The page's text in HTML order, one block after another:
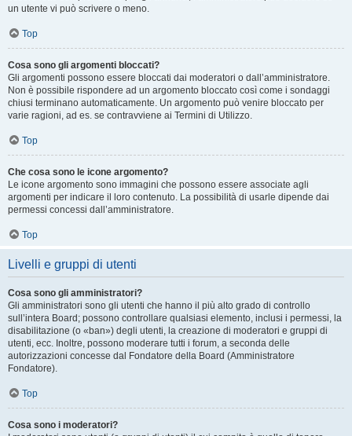
un utente vi può scrivere o meno.
Top
Cosa sono gli argomenti bloccati?
Gli argomenti possono essere bloccati dai moderatori o dall’amministratore.
Non è possibile rispondere ad un argomento bloccato così come i sondaggi
chiusi terminano automaticamente. Un argomento può venire bloccato per
varie ragioni, ad es. se contravviene ai Termini di Utilizzo.
Top
Che cosa sono le icone argomento?
Le icone argomento sono immagini che possono essere associate agli
argomenti per indicare il loro contenuto. La possibilità di usarle dipende dai
permessi concessi dall’amministratore.
Top
Livelli e gruppi di utenti
Cosa sono gli amministratori?
Gli amministratori sono gli utenti che hanno il più alto grado di controllo
sull’intera Board; possono controllare qualsiasi elemento, inclusi i permessi, la
disabilitazione (o «ban») degli utenti, la creazione di moderatori e gruppi di
utenti, ecc. Inoltre, possono moderare tutti i forum, a seconda delle
autorizzazioni concesse dal Fondatore della Board (Amministratore
Fondatore).
Top
Cosa sono i moderatori?